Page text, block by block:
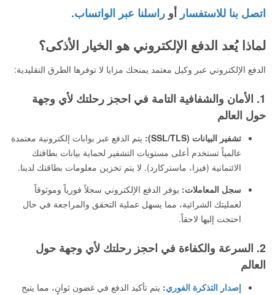
اتصل بنا للاستفسار أو راسلنا عبر الواتساب.
لماذا يُعد الدفع الإلكتروني هو الخيار الأذكى؟
الدفع الإلكتروني عبر وكيل معتمد يمنحك مزايا لا توفرها الطرق التقليدية:
1. الأمان والشفافية التامة في احجز رحلتك لأي وجهة
حول العالم
تشفير البيانات (SSL/TLS):
يتم الدفع عبر بوابات إلكترونية معتمدة
عالمياً تستخدم أعلى مستويات التشفير لحماية بيانات بطاقتك
الائتمانية (فيزا، ماستركارد). لا يتم تخزين معلومات بطاقتك لدينا.
سجل المعاملات: يوفر الدفع الإلكتروني سجلاً فورياً وموثوقاً
لعمليتك الشرائية، مما يسهل عملية التحقق والمراجعة في حال
احتجت إليها لاحقاً.
2. السرعة والكفاءة في احجز رحلتك لأي وجهة حول
العالم
إصدار التذكرة الفوري: يتم تأكيد الدفع في غضون ثوانٍ، مما يتيح